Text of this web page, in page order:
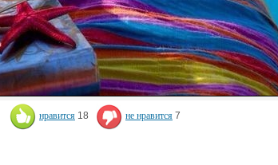
нравится 18 не нравится 7